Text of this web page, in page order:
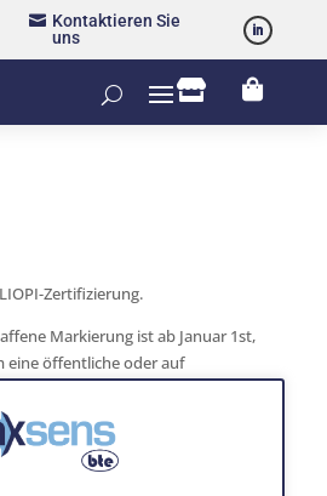
 Kontaktieren Sie
uns
 
Zertifizierung.
Markierung ist ab Januar 1st,
eine öffentliche oder auf